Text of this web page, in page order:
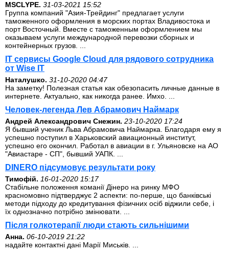
MSCLYPE. 31-03-2021 15:52
Группа компаний "Азия-Трейдинг" предлагает услуги
таможенного оформления в морских портах Владивостока и
порт Восточный. Вместе с таможенным оформлением мы
оказываем услуги международной перевозки сборных и
контейнерных грузов. ...
IT сервисы Google Cloud для рядового сотрудника
от Wise IT
Наталушко. 31-10-2020 04:47
На заметку! Полезная статья как обезопасить личные данные в
интернете. Актуально, как никогда ранее. Имхо. ...
Человек-легенда Лев Абрамович Наймарк
Андрей Александрович Снежин. 23-10-2020 17:24
Я бывший ученик Льва Абрамовича Наймарка. Благодаря ему я
успешно поступил в Харьковский авиационный институт,
успешно его окончил. Работал в авиации в г. Ульяновске на АО
"Авиастаре - СП", бывший УАПК. ...
DINERO підсумовує результати року
Тимофій. 16-01-2020 15:17
Стабільне положення команії Дінеро на ринку МФО
красномовно підтверджує 2 аспекти: по-перше, що банківські
методи підходу до кредитування фізичних осіб віджили себе, і
їх однозначно потрібно змінювати. ...
Після голкотерапії люди стають сильнішими
Анна. 06-10-2019 21:22
надайте контактні дані Марії Миськів. ...